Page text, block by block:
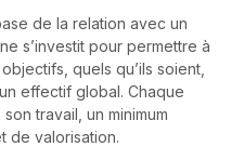
de la relation avec un
s’investit pour permettre à
quels qu’ils soient,
effectif global. Chaque
travail, un minimum
de valorisation.